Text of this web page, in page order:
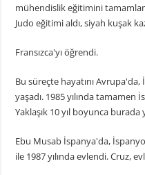
mühendislik eğitimini
Judo eğitimi aldı, siyah kuşak
Fransızca'yı öğrendi.
Bu süreçte hayatını
yaşadı. 1985 yılında
Yaklaşık 10 yıl boyunca burada
Ebu Musab İspanya'da,
ile 1987 yılında evlendi. Cruz,